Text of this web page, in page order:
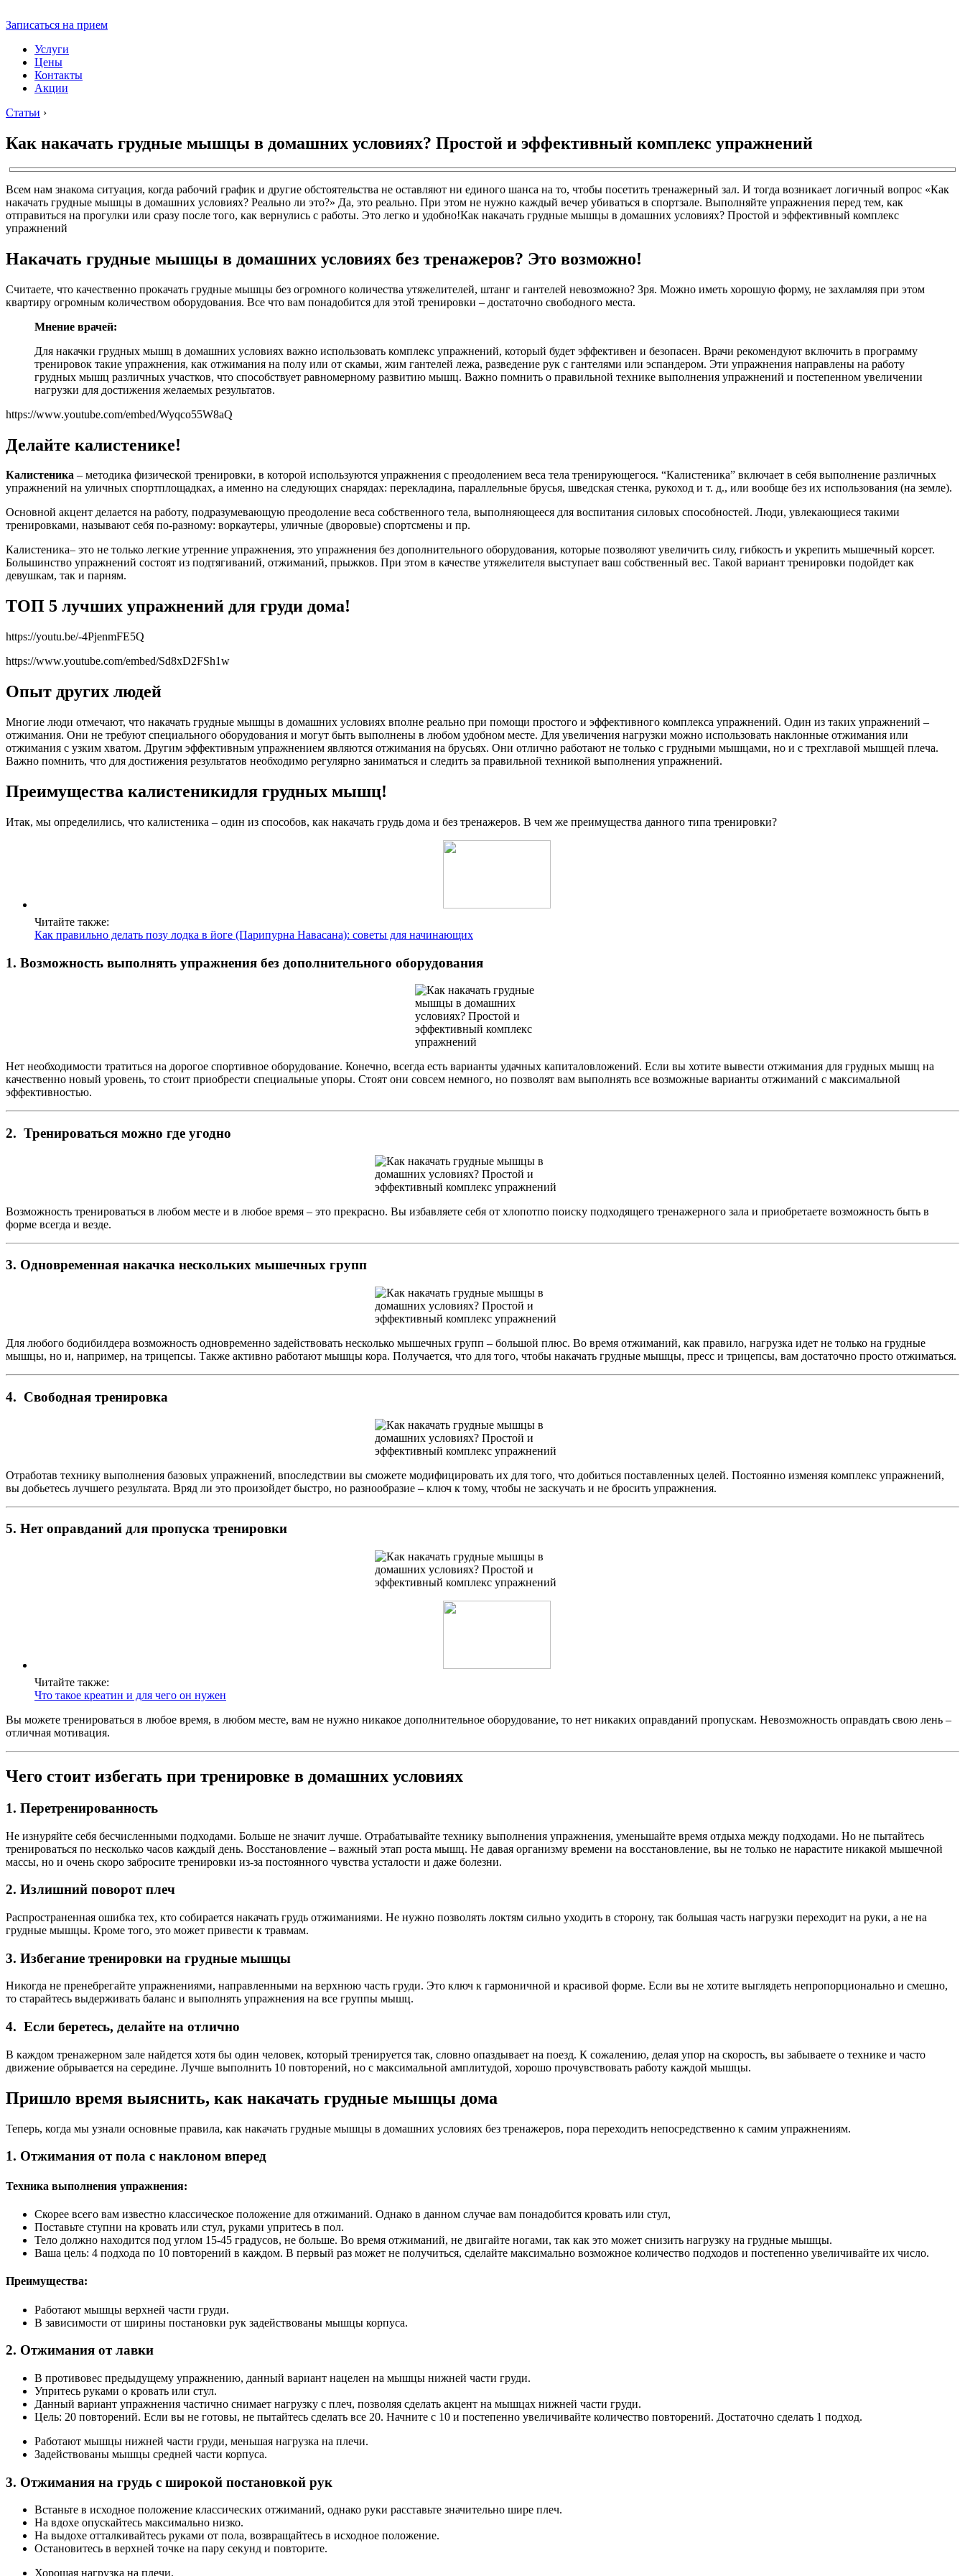
Записаться на прием
Услуги
Цены
Контакты
Акции
Статьи ›
Как накачать грудные мышцы в домашних условиях? Простой и эффективный комплекс упражнений
Всем нам знакома ситуация, когда рабочий график и другие обстоятельства не оставляют ни единого шанса на то, чтобы посетить тренажерный зал. И тогда возникает логичный вопрос «Как
накачать грудные мышцы в домашних условиях? Реально ли это?» Да, это реально. При этом не нужно каждый вечер убиваться в спортзале. Выполняйте упражнения перед тем, как
отправиться на прогулки или сразу после того, как вернулись с работы. Это легко и удобно!Как накачать грудные мышцы в домашних условиях? Простой и эффективный комплекс
упражнений
Накачать грудные мышцы в домашних условиях без тренажеров? Это возможно!
Считаете, что качественно прокачать грудные мышцы без огромного количества утяжелителей, штанг и гантелей невозможно? Зря. Можно иметь хорошую форму, не захламляя при этом
квартиру огромным количеством оборудования. Все что вам понадобится для этой тренировки – достаточно свободного места.
Мнение врачей:
Для накачки грудных мышц в домашних условиях важно использовать комплекс упражнений, который будет эффективен и безопасен. Врачи рекомендуют включить в программу
тренировок такие упражнения, как отжимания на полу или от скамьи, жим гантелей лежа, разведение рук с гантелями или эспандером. Эти упражнения направлены на работу
грудных мышц различных участков, что способствует равномерному развитию мышц. Важно помнить о правильной технике выполнения упражнений и постепенном увеличении
нагрузки для достижения желаемых результатов.
https://www.youtube.com/embed/Wyqco55W8aQ
Делайте калистеникe!
Калистеника – методика физической тренировки, в которой используются упражнения с преодолением веса тела тренирующегося. “Калистеника” включает в себя выполнение различных
упражнений на уличных спортплощадках, а именно на следующих снарядах: перекладина, параллельные брусья, шведская стенка, рукоход и т. д., или вообще без их использования (на земле).
Основной акцент делается на работу, подразумевающую преодоление веса собственного тела, выполняющееся для воспитания силовых способностей. Люди, увлекающиеся такими
тренировками, называют себя по-разному: воркаутеры, уличные (дворовые) спортсмены и пр.
Калистеника– это не только легкие утренние упражнения, это упражнения без дополнительного оборудования, которые позволяют увеличить силу, гибкость и укрепить мышечный корсет.
Большинство упражнений состоят из подтягиваний, отжиманий, прыжков. При этом в качестве утяжелителя выступает ваш собственный вес. Такой вариант тренировки подойдет как
девушкам, так и парням.
ТОП 5 лучших упражнений для груди дома!
https://youtu.be/-4PjenmFE5Q
https://www.youtube.com/embed/Sd8xD2FSh1w
Опыт других людей
Многие люди отмечают, что накачать грудные мышцы в домашних условиях вполне реально при помощи простого и эффективного комплекса упражнений. Один из таких упражнений –
отжимания. Они не требуют специального оборудования и могут быть выполнены в любом удобном месте. Для увеличения нагрузки можно использовать наклонные отжимания или
отжимания с узким хватом. Другим эффективным упражнением являются отжимания на брусьях. Они отлично работают не только с грудными мышцами, но и с трехглавой мышцей плеча.
Важно помнить, что для достижения результатов необходимо регулярно заниматься и следить за правильной техникой выполнения упражнений.
Преимущества калистеникидля грудных мышц!
Итак, мы определились, что калистеника – один из способов, как накачать грудь дома и без тренажеров. В чем же преимущества данного типа тренировки?
Читайте также:
Как правильно делать позу лодка в йоге (Парипурна Навасана): советы для начинающих
1. Возможность выполнять упражнения без дополнительного оборудования
Нет необходимости тратиться на дорогое спортивное оборудование. Конечно, всегда есть варианты удачных капиталовложений. Если вы хотите вывести отжимания для грудных мышц на
качественно новый уровень, то стоит приобрести специальные упоры. Стоят они совсем немного, но позволят вам выполнять все возможные варианты отжиманий с максимальной
эффективностью.
2. Тренироваться можно где угодно
Возможность тренироваться в любом месте и в любое время – это прекрасно. Вы избавляете себя от хлопотпо поиску подходящего тренажерного зала и приобретаете возможность быть в
форме всегда и везде.
3. Одновременная накачка нескольких мышечных групп
Для любого бодибилдера возможность одновременно задействовать несколько мышечных групп – большой плюс. Во время отжиманий, как правило, нагрузка идет не только на грудные
мышцы, но и, например, на трицепсы. Также активно работают мышцы кора. Получается, что для того, чтобы накачать грудные мышцы, пресс и трицепсы, вам достаточно просто отжиматься.
4. Свободная тренировка
Отработав технику выполнения базовых упражнений, впоследствии вы сможете модифицировать их для того, что добиться поставленных целей. Постоянно изменяя комплекс упражнений,
вы добьетесь лучшего результата. Вряд ли это произойдет быстро, но разнообразие – ключ к тому, чтобы не заскучать и не бросить упражнения.
5. Нет оправданий для пропуска тренировки
Читайте также:
Что такое креатин и для чего он нужен
Вы можете тренироваться в любое время, в любом месте, вам не нужно никакое дополнительное оборудование, то нет никаких оправданий пропускам. Невозможность оправдать свою лень –
отличная мотивация.
Чего стоит избегать при тренировке в домашних условиях
1. Перетренированность
Не изнуряйте себя бесчисленными подходами. Больше не значит лучше. Отрабатывайте технику выполнения упражнения, уменьшайте время отдыха между подходами. Но не пытайтесь
тренироваться по несколько часов каждый день. Восстановление – важный этап роста мышц. Не давая организму времени на восстановление, вы не только не нарастите никакой мышечной
массы, но и очень скоро забросите тренировки из-за постоянного чувства усталости и даже болезни.
2. Излишний поворот плеч
Распространенная ошибка тех, кто собирается накачать грудь отжиманиями. Не нужно позволять локтям сильно уходить в сторону, так большая часть нагрузки переходит на руки, а не на
грудные мышцы. Кроме того, это может привести к травмам.
3. Избегание тренировки на грудные мышцы
Никогда не пренебрегайте упражнениями, направленными на верхнюю часть груди. Это ключ к гармоничной и красивой форме. Если вы не хотите выглядеть непропорционально и смешно,
то старайтесь выдерживать баланс и выполнять упражнения на все группы мышц.
4. Если беретесь, делайте на отлично
В каждом тренажерном зале найдется хотя бы один человек, который тренируется так, словно опаздывает на поезд. К сожалению, делая упор на скорость, вы забываете о технике и часто
движение обрывается на середине. Лучше выполнить 10 повторений, но с максимальной амплитудой, хорошо прочувствовать работу каждой мышцы.
Пришло время выяснить, как накачать грудные мышцы дома
Теперь, когда мы узнали основные правила, как накачать грудные мышцы в домашних условиях без тренажеров, пора переходить непосредственно к самим упражнениям.
1. Отжимания от пола с наклоном вперед
Техника выполнения упражнения:
Скорее всего вам известно классическое положение для отжиманий. Однако в данном случае вам понадобится кровать или стул,
Поставьте ступни на кровать или стул, руками упритесь в пол.
Тело должно находится под углом 15-45 градусов, не больше. Во время отжиманий, не двигайте ногами, так как это может снизить нагрузку на грудные мышцы.
Ваша цель: 4 подхода по 10 повторений в каждом. В первый раз может не получиться, сделайте максимально возможное количество подходов и постепенно увеличивайте их число.
Преимущества:
Работают мышцы верхней части груди.
В зависимости от ширины постановки рук задействованы мышцы корпуса.
2. Отжимания от лавки
В противовес предыдущему упражнению, данный вариант нацелен на мышцы нижней части груди.
Упритесь руками о кровать или стул.
Данный вариант упражнения частично снимает нагрузку с плеч, позволяя сделать акцент на мышцах нижней части груди.
Цель: 20 повторений. Если вы не готовы, не пытайтесь сделать все 20. Начните с 10 и постепенно увеличивайте количество повторений. Достаточно сделать 1 подход.
Работают мышцы нижней части груди, меньшая нагрузка на плечи.
Задействованы мышцы средней части корпуса.
3. Отжимания на грудь с широкой постановкой рук
Встаньте в исходное положение классических отжиманий, однако руки расставьте значительно шире плеч.
На вдохе опускайтесь максимально низко.
На выдохе отталкивайтесь руками от пола, возвращайтесь в исходное положение.
Остановитесь в верхней точке на пару секунд и повторите.
Хорошая нагрузка на плечи.